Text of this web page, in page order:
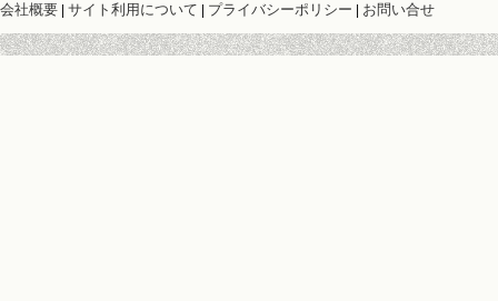
会社概要 サイト利用について プライバシーポリシー お問い合せ